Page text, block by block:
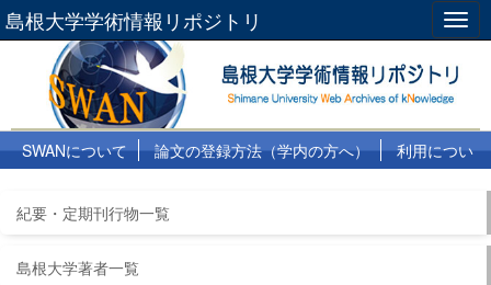
島根大学学術情報リポジトリ
SWANについて 論文の登録方法（学内の方へ）
利用につい
紀要・定期刊行物一覧
島根大学著者一覧